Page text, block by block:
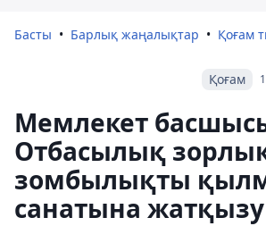
Басты Барлық жаңалықтар Қоғам
Қоғам
Мемлекет
Отбасылық
зомбылықты
санатына